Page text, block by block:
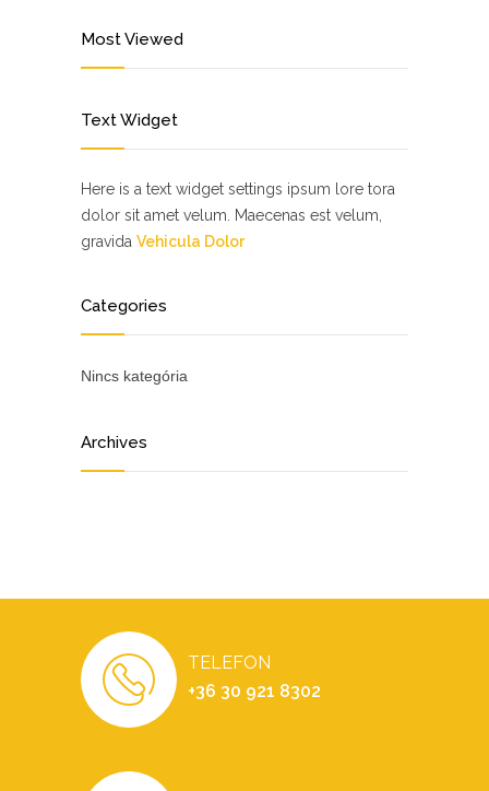
Most Viewed
Text Widget
Here is a text widget settings ipsum lore tora
dolor sit amet velum. Maecenas est velum,
gravida Vehicula Dolor
Categories
Nincs kategória
Archives
TELEFON
+36 30 921 8302